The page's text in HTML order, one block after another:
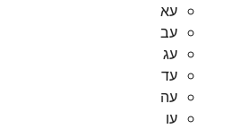
עא
עב
עג
עד
עה
עו